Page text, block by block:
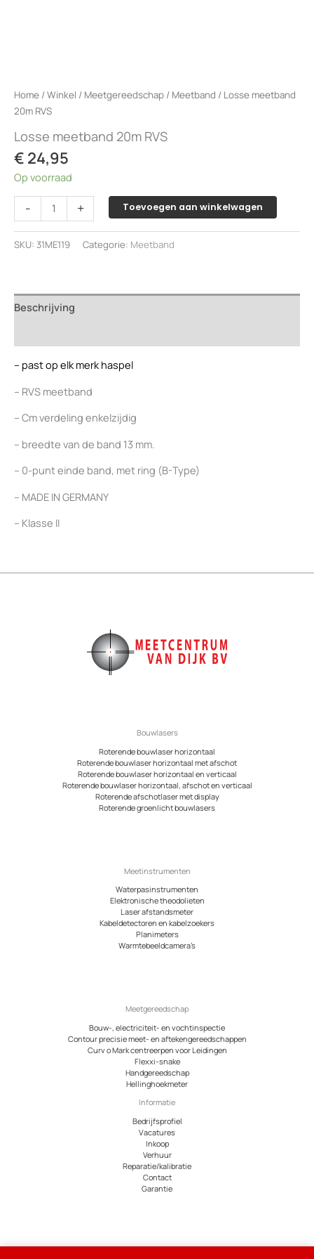
Home /Winkel / Meetgereedschap / Meetband / Losse meetband
20m RVS
Losse meetband 20m RVS
€ 24,95
Op voorraad
-
meetband
20m
RVS
+ Toevoegen aan winkelwagen
SKU: 31ME119 Categorie: Meetband
Beschrijving
– past op elk merk haspel
– RVS meetband
– Cm verdeling enkelzijdig
– breedte van de band 13 mm.
– 0-punt einde band, met ring (B-Type)
– MADE IN GERMANY
– Klasse II
Bouwlasers
Roterende bouwlaser horizontaal
Roterende bouwlaser horizontaal met afschot
Roterende bouwlaser horizontaal en verticaal
Roterende bouwlaser horizontaal, afschot en verticaal
Roterende afschotlaser met display
Roterende groenlicht bouwlasers
Meetinstrumenten
Waterpasinstrumenten
Elektronische theodolieten
Laser afstandsmeter
Kabeldetectoren en kabelzoekers
Planimeters
Warmtebeeldcamera’s
Meetgereedschap
Bouw-, electriciteit- en vochtinspectie
Contour precisie meet- en aftekengereedschappen
Curv o Mark centreerpen voor Leidingen
Flexxi-snake
Handgereedschap
Hellinghoekmeter
Informatie
Bedrijfsprofiel
Vacatures
Inkoop
Verhuur
Reparatie/kalibratie
Contact
Garantie